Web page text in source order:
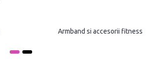
Armband si accesorii fitness